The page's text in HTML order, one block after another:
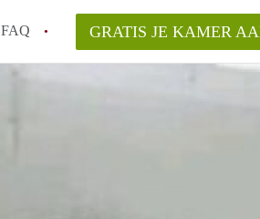
FAQ GRATIS JE KAMER